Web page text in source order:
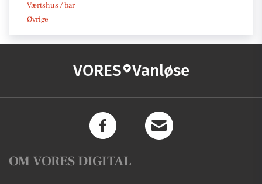
Værtshus / bar
Øvrige
VORES Vanløse
OM VORES DIGITAL